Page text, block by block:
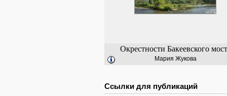
Окрестности Бакеевского
Мария Жукова
Ссылки для публикаций